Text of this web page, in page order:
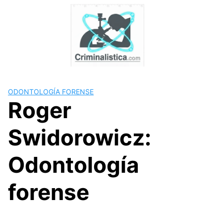
ODONTOLOGÍA FORENSE
Roger
Swidorowicz:
Odontología
forense